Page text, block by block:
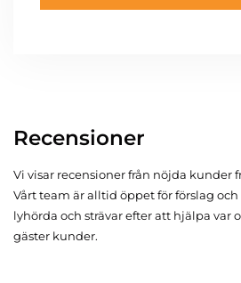
Recensioner
Vi visar recensioner från nöjda kunder
Vårt team är alltid öppet för förslag
lyhörda och strävar efter att hjälpa var
gäster kunder.